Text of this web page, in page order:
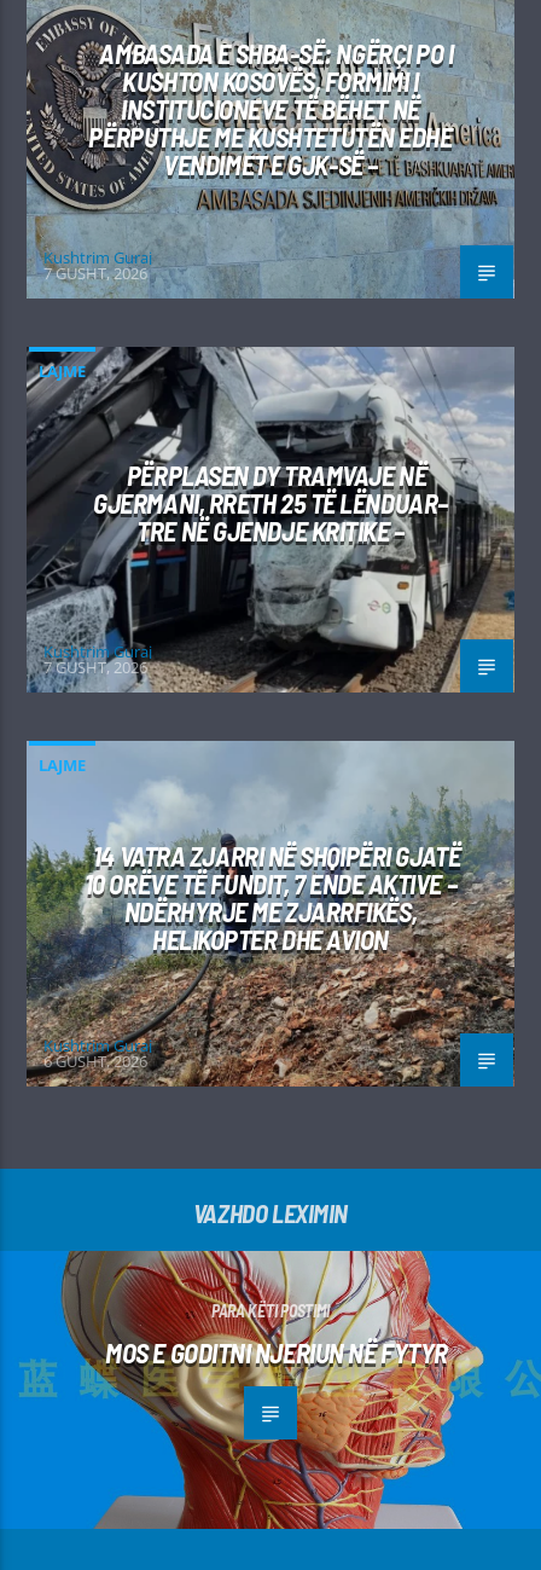
AMBASADA E SHBA-SË: NGËRÇI PO I
KUSHTON KOSOVËS, FORMIMI I
INSTITUCIONEVE TË BËHET NË
PËRPUTHJE ME KUSHTETUTËN EDHE
VENDIMET E GJK-SË –
Kushtrim Guraj
7 GUSHT, 2026
LAJME
PËRPLASEN DY TRAMVAJE NË
GJERMANI, RRETH 25 TË LËNDUAR–
TRE NË GJENDJE KRITIKE –
Kushtrim Guraj
7 GUSHT, 2026
LAJME
14 VATRA ZJARRI NË SHQIPËRI GJATË
10 ORËVE TË FUNDIT, 7 ENDE AKTIVE –
NDËRHYRJE ME ZJARRFIKËS,
HELIKOPTER DHE AVION
Kushtrim Guraj
6 GUSHT, 2026
VAZHDO LEXIMIN
PARA KËTI POSTIMI
MOS E GODITNI NJERIUN NË FYTYR